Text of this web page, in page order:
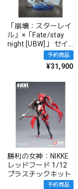
「崩壊：スターレイ
ル」×「Fate/stay
night [UBW]」 セイ
バー 1/7 完成品フ
予約商品
¥31,900
勝利の女神：NIKKE
レッドフード 1/12
プラスチックキット
予約商品